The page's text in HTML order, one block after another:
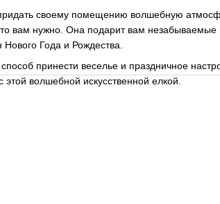
своему помещению волшебную
вам нужно. Она подарит вам незабываемые
Года и Рождества.
принести веселье и праздничное
волшебной искусственной елкой.